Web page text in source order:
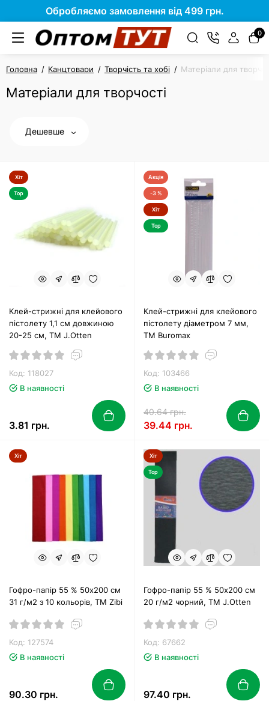
Обробляємо замовлення від 499 грн.
0
Головна Канцтовари Творчість та хобі Матеріали для
Матеріали для творчості
Дешевше
Хіт
Top
Клей-стрижні для клейового
пістолету 1,1 см довжиною
20-25 см, TM J.Otten
Код: 118027
В наявності
3.81 грн.
Акція
-3 %
Хіт
Top
Клей-стрижні для клейового
пістолету діаметром 7 мм,
ТМ Buromax
Код: 103466
В наявності
40.64 грн.
39.44 грн.
Хіт
Гофро-папір 55 % 50х200 см
31 г/м2 з 10 кольорів, TM Zibi
Код: 127574
В наявності
90.30 грн.
Хіт
Top
Гофро-папір 55 % 50х200 см
20 г/м2 чорний, TM J.Otten
Код: 67662
В наявності
97.40 грн.